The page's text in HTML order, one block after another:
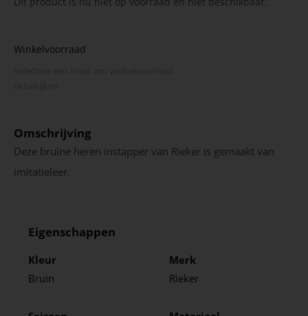
Winkelvoorraad
Omschrijving
Deze bruine heren instapper van Rieker is gemaakt van
imitatieleer.
Eigenschappen
Kleur
Bruin
Merk
Rieker